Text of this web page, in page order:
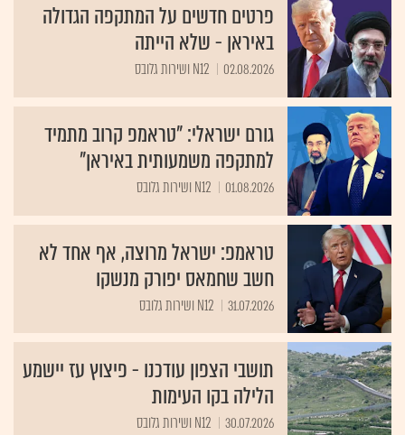
פרטים חדשים על המתקפה הגדולה
באיראן - שלא הייתה
02.08.2026 N12 ושירות גלובס
גורם ישראלי: "טראמפ קרוב מתמיד
למתקפה משמעותית באיראן"
01.08.2026 N12 ושירות גלובס
טראמפ: ישראל מרוצה, אף אחד לא
חשב שחמאס יפורק מנשקו
31.07.2026 N12 ושירות גלובס
תושבי הצפון עודכנו - פיצוץ עז יישמע
הלילה בקו העימות
30.07.2026 N12 ושירות גלובס